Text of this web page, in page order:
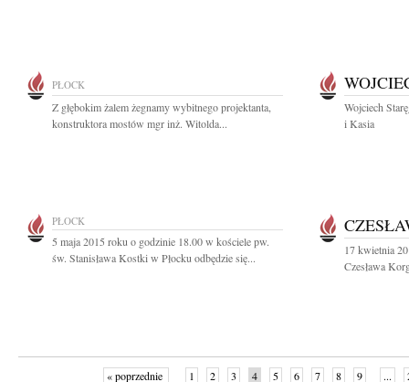
PŁOCK
Z głębokim żalem żegnamy wybitnego projektanta,
konstruktora mostów mgr inż. Witolda...
Wojciech
i Kasia
PŁOCK
5 maja 2015 roku o godzinie 18.00 w kościele pw.
św. Stanisława Kostki w Płocku odbędzie się...
17 kwietnia
Czesława
« poprzednie 1 2 3 4 5 6 7 8 9 ...